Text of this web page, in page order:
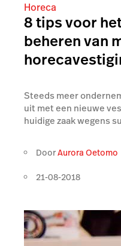
Horeca
8 tips voor
beheren van
Steeds meer
uit met een nieuwe
huidige zaak wegens
DoorAurora Oetomo
21-08-2018